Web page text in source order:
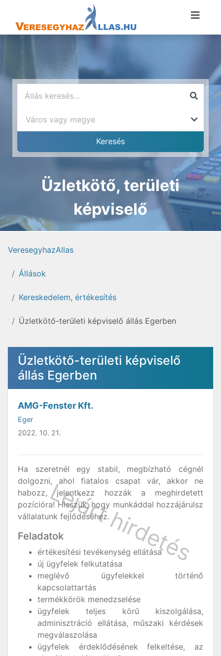
Üzletkötő, területi
képviselő
VeresegyhazAllas
Állások
Kereskedelem, értékesítés
Üzletkötő-területi képviselő állás Egerben
Üzletkötő-területi képviselő
állás Egerben
AMG-Fenster Kft.
Eger
2022. 10. 21.
Ha szeretnél egy stabil, megbízható cégnél
dolgozni, ahol fiatalos csapat vár, akkor ne
habozz, jelentkezz hozzák a meghirdetett
pozícióra! Hisszük, hogy munkáddal hozzájárulsz
vállalatunk fejlődéséhez.
Feladatok
értékesítési tevékenység ellátása
új ügyfelek felkutatása
meglévő ügyfelekkel történő
kapcsolattartás
termékkörök menedzselése
ügyfelek teljes körű kiszolgálása,
adminisztráció ellátása, műszaki kérdések
megválaszolása
ügyfelek érdeklődésének felkeltése, az